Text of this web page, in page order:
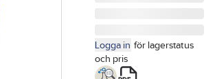
Logga in för lagerstatus
och pris